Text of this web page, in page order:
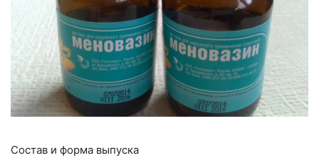
Состав и форма выпуска